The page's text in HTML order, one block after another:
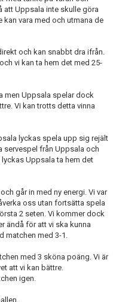
Uppsala inte skulle göra
vara med och utmana de
och kan snabbt dra ifrån.
vi kan ta hem det med 25-
men Uppsala spelar dock
Vi kan trotts detta vinna
lyckas spela upp sig rejält
servespel från Uppsala och
Uppsala ta hem det
går in med ny energi. Vi var
oss utan fortsätta spela
2 seten. Vi kommer dock
ändå för att vi ska kunna
matchen med 3-1.
med 3 sköna poäng. Vi är
att vi kan bättre.
igen.